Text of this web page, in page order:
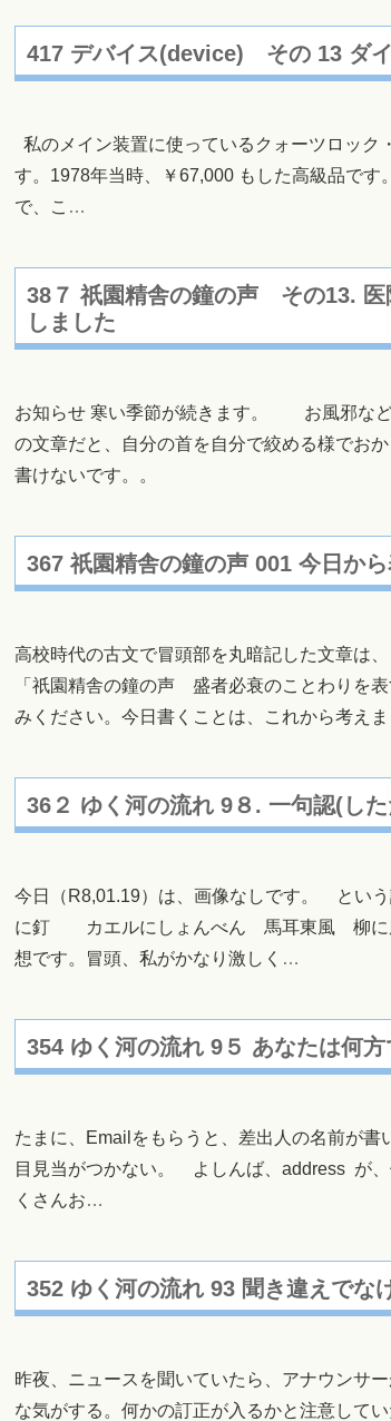
417 デバイス(device) その 13 ダ
私のメイン装置に使っているクォーツロッ
す。1978年当時、￥67,000 もした高級品で
で、こ …
38７ 祇園精舎の鐘の声 その13.
しました
お知らせ 寒い季節が続きます。 お風邪など
の文章だと、自分の首を自分で絞める様でお
書けないです。。
367 祇園精舎の鐘の声 001 今日か
高校時代の古文で冒頭部を丸暗記した文章は
「祇園精舎の鐘の声 盛者必衰のことわりを
みください。今日書くことは、これから考えま
36２ ゆく河の流れ 9８. 一句認(し
今日（R8,01.19）は、画像なしです。
に釘 カエルにしょんべん 馬耳東風 柳に風
想です。冒頭、私がかなり激しく …
354 ゆく河の流れ 9５ あなたは何方
たまに、Emailをもらうと、差出人の名前が
目見当がつかない。 よしんば、address が
くさんお…
352 ゆく河の流れ 93 聞き違えでな
昨夜、ニュースを聞いていたら、アナウンサ
な気がする。何かの訂正が入るかと注意して